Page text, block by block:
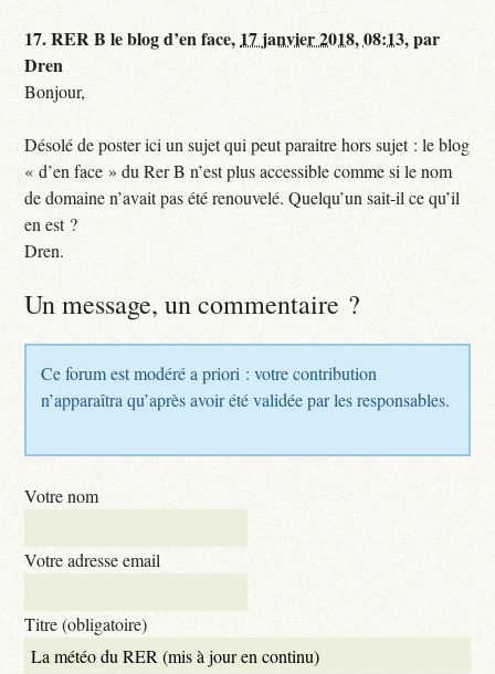
17.RER B le blog d’en face, 17 janvier 2018, 08:13,par
Dren
Bonjour,
Désolé de poster ici un sujet qui peut paraitre hors sujet : le blog
« d’en face » du Rer B n’est plus accessible comme si le nom
de domaine n’avait pas été renouvelé. Quelqu’un sait-il ce qu’il
en est ?
Dren.
Un message, un commentaire ?
Ce forum est modéré a priori : votre contribution
n’apparaîtra qu’après avoir été validée par les responsables.
Votre nom
Votre adresse email
Titre (obligatoire)